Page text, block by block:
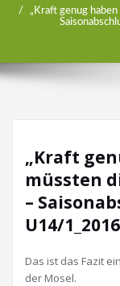
„Kraft genug
„Kraft
müssten
–
U14/
Das ist das Fazit
der Mosel.